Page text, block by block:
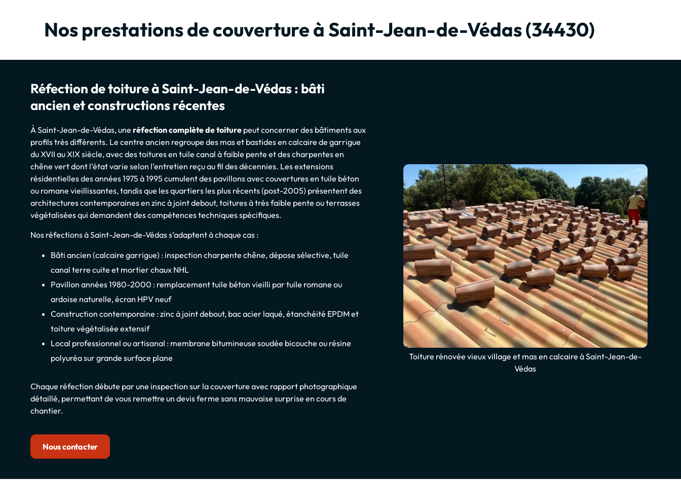
Nos prestations de couverture à Saint-Jean-de-Védas (34430)
Réfection de toiture à Saint-Jean-de-Védas : bâti
ancien et constructions récentes
À Saint-Jean-de-Védas, une réfection complète de toiture peut concerner des bâtiments aux
profils très différents. Le centre ancien regroupe des mas et bastides en calcaire de garrigue
du XVII au XIX siècle, avec des toitures en tuile canal à faible pente et des charpentes en
chêne vert dont l’état varie selon l’entretien reçu au fil des décennies. Les extensions
résidentielles des années 1975 à 1995 cumulent des pavillons avec couvertures en tuile béton
ou romane vieillissantes, tandis que les quartiers les plus récents (post-2005) présentent des
architectures contemporaines en zinc à joint debout, toitures à très faible pente ou terrasses
végétalisées qui demandent des compétences techniques spécifiques.
Nos réfections à Saint-Jean-de-Védas s’adaptent à chaque cas :
Bâti ancien (calcaire garrigue) : inspection charpente chêne, dépose sélective, tuile
canal terre cuite et mortier chaux NHL
Pavillon années 1980-2000 : remplacement tuile béton vieilli par tuile romane ou
ardoise naturelle, écran HPV neuf
Construction contemporaine : zinc à joint debout, bac acier laqué, étanchéité EPDM et
toiture végétalisée extensif
Local professionnel ou artisanal : membrane bitumineuse soudée bicouche ou résine
polyuréa sur grande surface plane
Chaque réfection débute par une inspection sur la couverture avec rapport photographique
détaillé, permettant de vous remettre un devis ferme sans mauvaise surprise en cours de
chantier.
Nous contacter
Toiture rénovée vieux village et mas en calcaire à Saint-Jean-de-
Védas